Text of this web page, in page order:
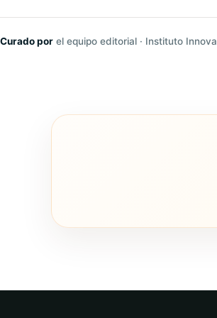
Curado por el equipo editorial · Instituto Innova